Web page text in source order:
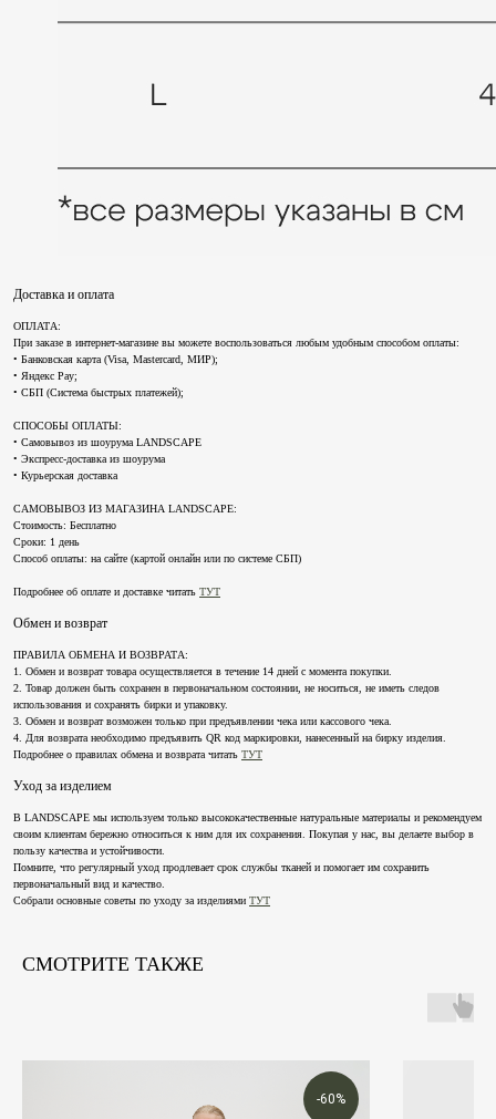
Доставка и оплата
ОПЛАТА:
При заказе в интернет-магазине вы можете воспользоваться любым удобным способом оплаты:
• Банковская карта (Visa, Mastercard, МИР);
• Яндекс Pay;
• СБП (Система быстрых платежей);
СПОСОБЫ ОПЛАТЫ:
• Самовывоз из шоурума LANDSCAPE
• Экспресс-доставка из шоурума
• Курьерская доставка
САМОВЫВОЗ ИЗ МАГАЗИНА LANDSCAPE:
Стоимость: Бесплатно
Сроки: 1 день
Способ оплаты: на сайте (картой онлайн или по системе СБП)
Подробнее об оплате и доставке читать ТУТ
Обмен и возврат
ПРАВИЛА ОБМЕНА И ВОЗВРАТА:
1. Обмен и возврат товара осуществляется в течение 14 дней с момента покупки.
2. Товар должен быть сохранен в первоначальном состоянии, не носиться, не иметь следов
использования и сохранять бирки и упаковку.
3. Обмен и возврат возможен только при предъявлении чека или кассового чека.
4. Для возврата необходимо предъявить QR код маркировки, нанесенный на бирку изделия.
Подробнее о правилах обмена и возврата читать ТУТ
Уход за изделием
В LANDSCAPE мы используем только высококачественные натуральные материалы и рекомендуем
своим клиентам бережно относиться к ним для их сохранения. Покупая у нас, вы делаете выбор в
пользу качества и устойчивости.
Помните, что регулярный уход продлевает срок службы тканей и помогает им сохранить
первоначальный вид и качество.
Собрали основные советы по уходу за изделиями ТУТ
СМОТРИТЕ ТАКЖЕ
-60%
КАТАЛОГ
Lookbook
ПОКУПАТЕЛЯМ
О бренде
+7 911 027 2044
Подписаться на рассылку
Публичная оферта
Уход за изделиями
ИП Шмаргуненко Алексей Николаевич ИНН 780100353151
Имя
согласие на обработку персональных данных согласие на получение
рекламной рассылки
Отправить